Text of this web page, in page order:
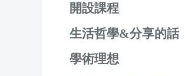
開設課程
生活哲學&分享的話
學術理想